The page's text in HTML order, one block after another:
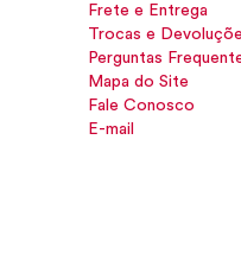
Frete e Entrega
Trocas e
Perguntas
Mapa do Site
Fale Conosco
E-mail